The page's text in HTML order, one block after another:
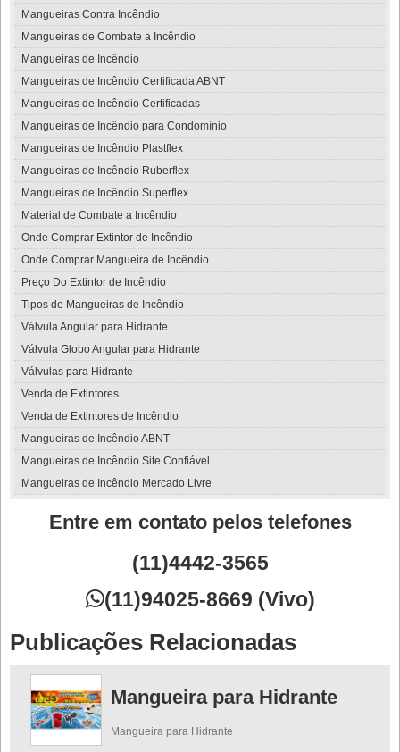
Mangueiras Contra Incêndio
Mangueiras de Combate a Incêndio
Mangueiras de Incêndio
Mangueiras de Incêndio Certificada ABNT
Mangueiras de Incêndio Certificadas
Mangueiras de Incêndio para Condomínio
Mangueiras de Incêndio Plastflex
Mangueiras de Incêndio Ruberflex
Mangueiras de Incêndio Superflex
Material de Combate a Incêndio
Onde Comprar Extintor de Incêndio
Onde Comprar Mangueira de Incêndio
Preço Do Extintor de Incêndio
Tipos de Mangueiras de Incêndio
Válvula Angular para Hidrante
Válvula Globo Angular para Hidrante
Válvulas para Hidrante
Venda de Extintores
Venda de Extintores de Incêndio
Mangueiras de Incêndio ABNT
Mangueiras de Incêndio Site Confiável
Mangueiras de Incêndio Mercado Livre
Entre em contato pelos telefones
(11)4442-3565
(11)94025-8669 (Vivo)
Publicações Relacionadas
Mangueira para Hidrante
Mangueira para Hidrante